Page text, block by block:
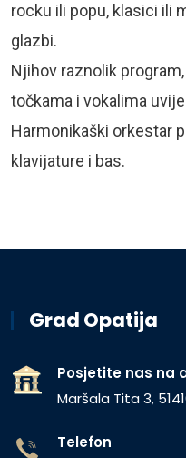
rocku ili popu, klasici ili
glazbi.
Njihov raznolik
točkama i vokalima
Harmonikaški orkestar
klavijature i bas.
Grad Opatija
Posjetite nas na
Maršala Tita 3,
Telefon